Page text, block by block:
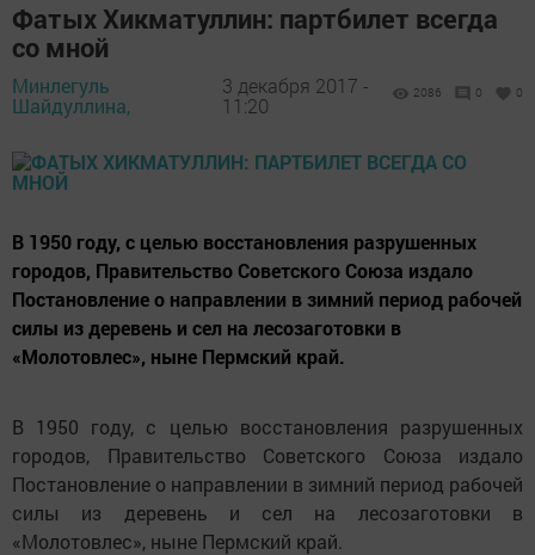
Фатых Хикматуллин: партбилет всегда
со мной
Минлегуль
Шайдуллина,
3 декабря 2017 -
11:20
2086 0 0
В 1950 году, с целью восстановления разрушенных
городов, Правительство Советского Союза издало
Постановление о направлении в зимний период рабочей
силы из деревень и сел на лесозаготовки в
«Молотовлес», ныне Пермский край.
В 1950 году, с целью восстановления разрушенных
городов, Правительство Советского Союза издало
Постановление о направлении в зимний период рабочей
силы из деревень и сел на лесозаготовки в
«Молотовлес», ныне Пермский край.